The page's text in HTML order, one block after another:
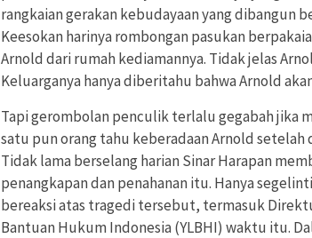
rangkaian gerakan kebudayaan yang dibangun
Keesokan harinya rombongan pasukan
Arnold dari rumah kediamannya. Tidak jelas
Keluarganya hanya diberitahu bahwa Arnold
Tapi gerombolan penculik terlalu gegabah jika
satu pun orang tahu keberadaan Arnold setelah
Tidak lama berselang harian Sinar Harapan
penangkapan dan penahanan itu. Hanya
bereaksi atas tragedi tersebut, termasuk
Bantuan Hukum Indonesia (YLBHI) waktu itu.